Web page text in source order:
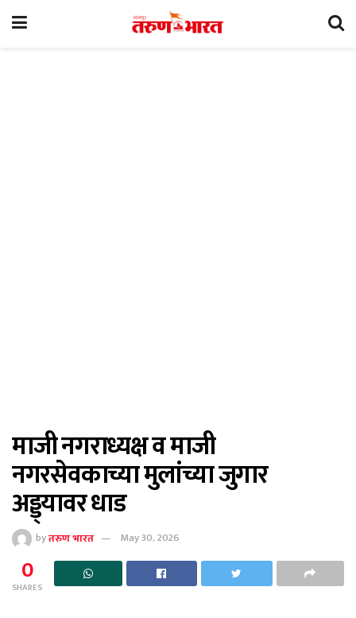
माजी नगराध्यक्ष व माजी
नगरसेवकाच्या मुलांच्या जुगार
अड्ड्यावर धाड
byतरुण भारत May 30, 2026
0
SHARES